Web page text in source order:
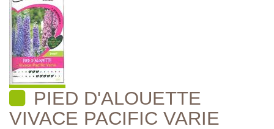
PIED D'ALOUETTE
VIVACE PACIFIC VARIE